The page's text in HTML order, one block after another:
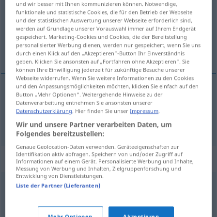
Übersicht aller Übersetzungen
(Für mehr Details die Übersetzung anklicken/antippen)
odporný, protivný, protivnĕ, odpornĕ
odporný,protivný ekelhaft
protivnĕ, odpornĕ ekelhaftsehr UMG
Synonyme für "ekelhaft"
abscheulich widerwärtig
(Hauptform),eklig,unangenehm,unappetitlich (auch
und wir besser mit Ihnen kommunizieren können. Notwendige,
funktionale und statistische Cookies, die für den Betrieb der Webseite
und der statistischen Auswertung unserer Webseite erforderlich sind,
werden auf Grundlage unserer Vorauswahl immer auf Ihrem Endgerät
gespeichert. Marketing-Cookies und Cookies, die der Bereitstellung
personalisierter Werbung dienen, werden nur gespeichert, wenn Sie uns
durch einen Klick auf den „Akzeptieren“-Button Ihr Einverständnis
geben. Klicken Sie ansonsten auf „Fortfahren ohne Akzeptieren“. Sie
können Ihre Einwilligung jederzeit für zukünftige Besuche unserer
Webseite widerrufen. Wenn Sie weitere Informationen zu den Cookies
und den Anpassungsmöglichkeiten möchten, klicken Sie einfach auf den
Button „Mehr Optionen“. Weitergehende Hinweise zu der
Datenverarbeitung entnehmen Sie ansonsten unserer
Datenschutzerklärung. Hier finden Sie unserImpressum.
Wir und unsere Partner verarbeiten Daten, um
Folgendes bereitzustellen:
Genaue Geolocation-Daten verwenden. Geräteeigenschaften zur
Identifikation aktiv abfragen. Speichern von und/oder Zugriff auf
Informationen auf einem Gerät. Personalisierte Werbung und Inhalte,
Messung von Werbung und Inhalten, Zielgruppenforschung und
Entwicklung von Dienstleistungen.
Liste der Partner (Lieferanten)